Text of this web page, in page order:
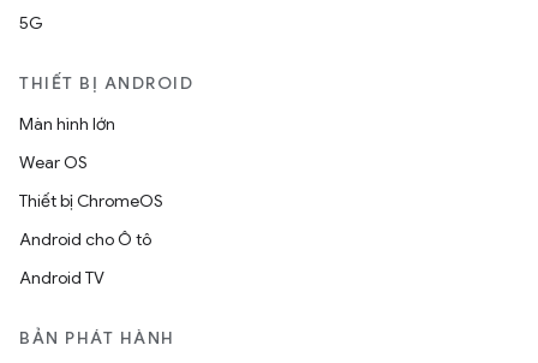
5G
THIẾT BỊ ANDROID
Màn hình lớn
Wear OS
Thiết bị ChromeOS
Android cho Ô tô
Android TV
BẢN PHÁT HÀNH